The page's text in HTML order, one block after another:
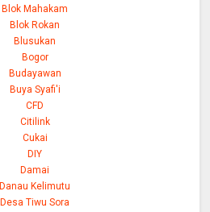
Blok Mahakam
Blok Rokan
Blusukan
Bogor
Budayawan
Buya Syafi'i
CFD
Citilink
Cukai
DIY
Damai
Danau Kelimutu
Desa Tiwu Sora